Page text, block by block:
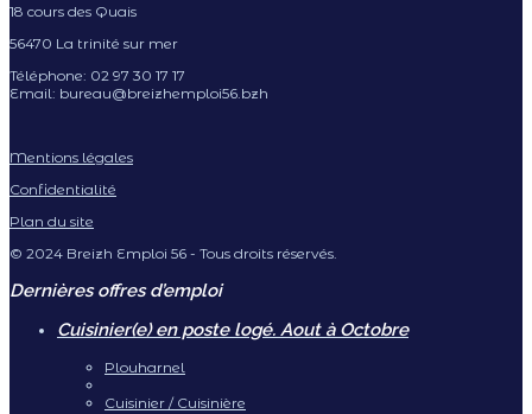
18 cours des Quais
56470 La trinité sur mer
Téléphone: 02 97 30 17 17
Email: bureau@breizhemploi56.bzh
Mentions légales
Confidentialité
Plan du site
© 2024 Breizh Emploi 56 - Tous droits réservés.
Dernières offres d’emploi
Cuisinier(e) en poste logé. Aout à Octobre
Plouharnel
Cuisinier / Cuisinière